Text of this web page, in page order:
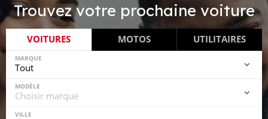
Trouvez votre prochaine voiture
VOITURES MOTOS UTILITAIRES
MARQUE
MODÈLE
VILLE